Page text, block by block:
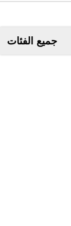
جميع الفئات